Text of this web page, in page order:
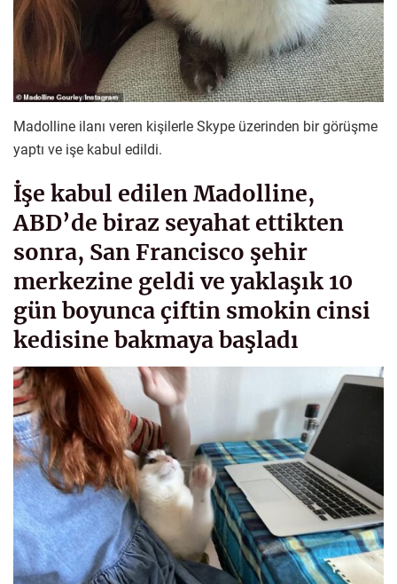
Madolline ilanı veren kişilerle Skype üzerinden bir görüşme
yaptı ve işe kabul edildi.
İşe kabul edilen Madolline,
ABD’de biraz seyahat ettikten
sonra, San Francisco şehir
merkezine geldi ve yaklaşık 10
gün boyunca çiftin smokin cinsi
kedisine bakmaya başladı